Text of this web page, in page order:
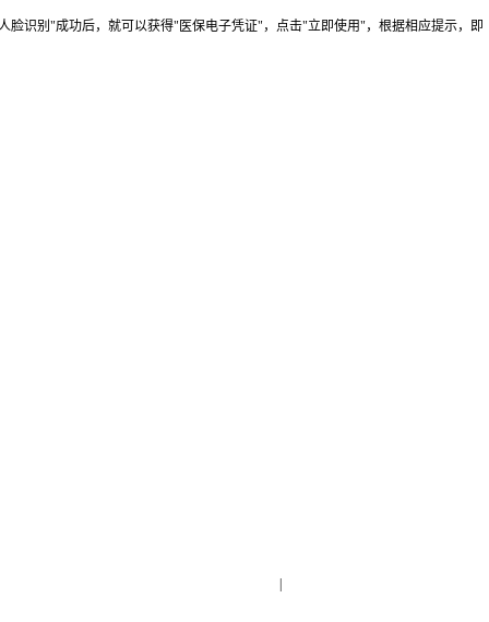
识别"成功后，就可以获得"医保电子凭证"，点击"立即使用"，根据相应提示，即